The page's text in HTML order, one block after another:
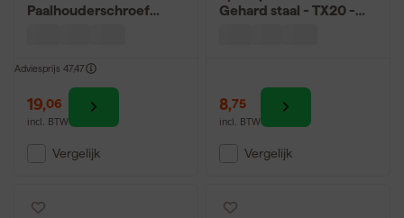
Paalhouderschroef
Adviesprijs 47,47
19,06
incl. BTW
Vergelijk
Gehard staal - TX20 -
8,75
incl. BTW
Vergelijk